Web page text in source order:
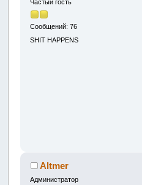
Частый гость
Сообщений: 76
SHIT HAPPENS
Altmer
Администратор